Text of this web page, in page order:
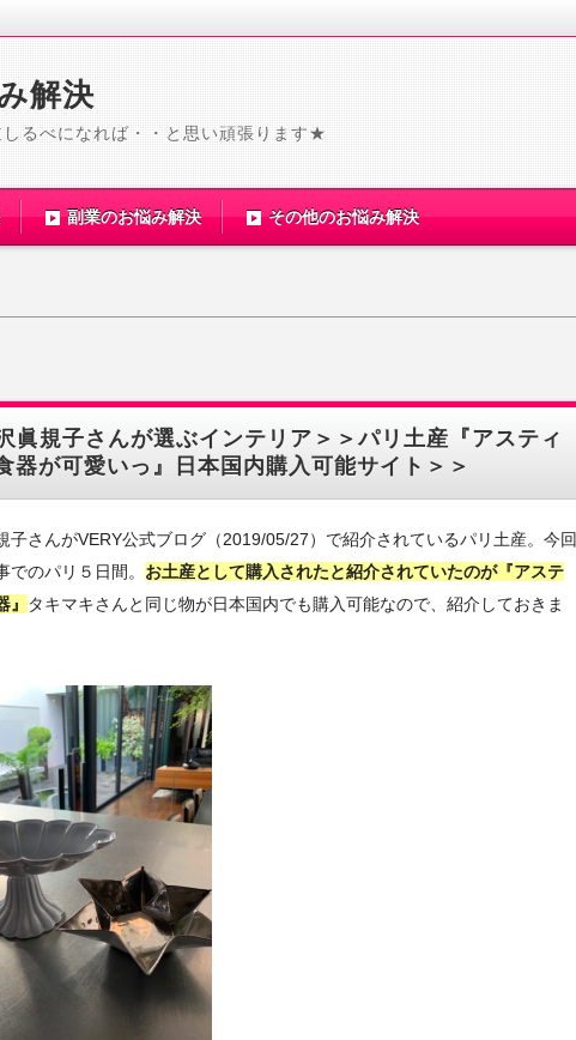
解決
るべになれば・・と思い頑張ります★
副業のお悩み解決 その他のお悩み解決
眞規子さんが選ぶインテリア＞＞パリ土産『アスティ
器が可愛いっ』日本国内購入可能サイト＞＞
子さんがVERY公式ブログ（2019/05/27）で紹介されているパリ土産。今回
でのパリ５日間。 お土産として購入されたと紹介されていたのが『アステ
』
タキマキさんと同じ物が日本国内でも購入可能なので、紹介しておきま